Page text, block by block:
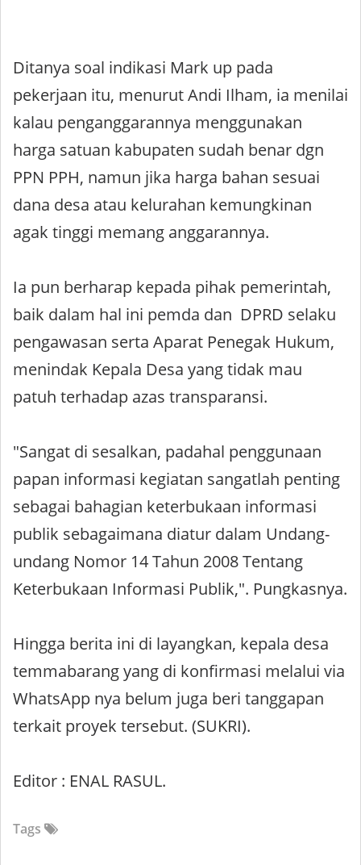
Ditanya soal indikasi Mark up pada
pekerjaan itu, menurut Andi Ilham, ia menilai
kalau penganggarannya menggunakan
harga satuan kabupaten sudah benar dgn
PPN PPH, namun jika harga bahan sesuai
dana desa atau kelurahan kemungkinan
agak tinggi memang anggarannya.
Ia pun berharap kepada pihak pemerintah,
baik dalam hal ini pemda dan DPRD selaku
pengawasan serta Aparat Penegak Hukum,
menindak Kepala Desa yang tidak mau
patuh terhadap azas transparansi.
"Sangat di sesalkan, padahal penggunaan
papan informasi kegiatan sangatlah penting
sebagai bahagian keterbukaan informasi
publik sebagaimana diatur dalam Undang-
undang Nomor 14 Tahun 2008 Tentang
Keterbukaan Informasi Publik,". Pungkasnya.
Hingga berita ini di layangkan, kepala desa
temmabarang yang di konfirmasi melalui via
WhatsApp nya belum juga beri tanggapan
terkait proyek tersebut. (SUKRI).
Editor : ENAL RASUL.
Tags